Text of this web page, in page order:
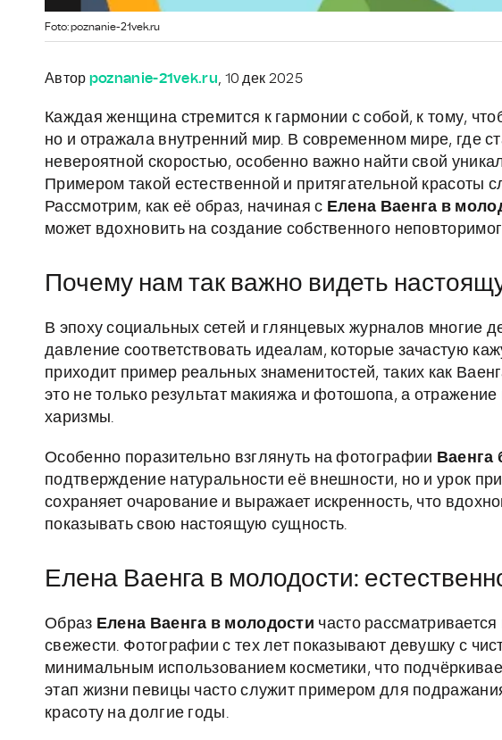
Foto: poznanie-21vek.ru
Автор poznanie-21vek.ru, 10 дек 2025
Каждая женщина стремится к гармонии с собой, к тому,
но и отражала внутренний мир. В современном мире, где
невероятной скоростью, особенно важно найти свой
Примером такой естественной и притягательной красоты
Рассмотрим, как её образ, начиная с Елена Ваенга в
может вдохновить на создание собственного
Почему нам так важно видеть
В эпоху социальных сетей и глянцевых журналов
давление соответствовать идеалам, которые зачастую
приходит пример реальных знаменитостей, таких как
это не только результат макияжа и фотошопа, а
харизмы.
Особенно поразительно взглянуть на фотографии Ваенга
подтверждение натуральности её внешности, но и урок
сохраняет очарование и выражает искренность, что
показывать свою настоящую сущность.
Елена Ваенга в молодости:
Образ Елена Ваенга в молодости часто
свежести. Фотографии с тех лет показывают девушку с
минимальным использованием косметики, что
этап жизни певицы часто служит примером для
красоту на долгие годы.